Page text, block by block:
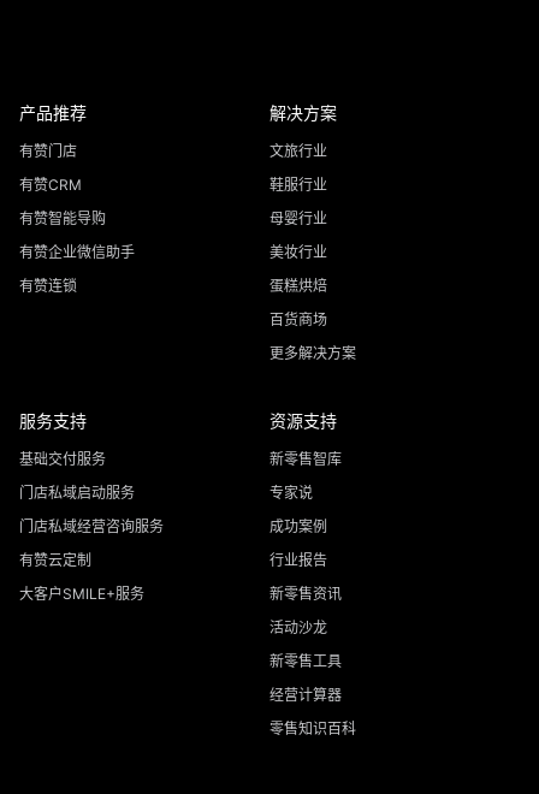
产品推荐
有赞门店
有赞CRM
有赞智能导购
有赞企业微信助手
有赞连锁
解决方案
文旅行业
鞋服行业
母婴行业
美妆行业
蛋糕烘焙
百货商场
更多解决方案
服务支持
基础交付服务
门店私域启动服务
门店私域经营咨询服务
有赞云定制
大客户SMILE+服务
资源支持
新零售智库
专家说
成功案例
行业报告
新零售资讯
活动沙龙
新零售工具
经营计算器
零售知识百科